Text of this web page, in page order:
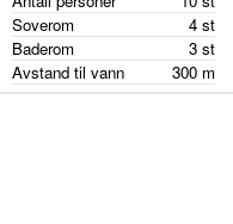
Soverom
4 st
Baderom
3 st
Avstand til vann
300 m